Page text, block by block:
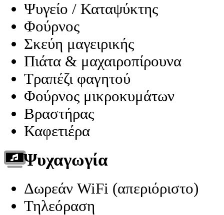
Ψυγείο / Καταψύκτης
Φούρνος
Σκεύη μαγειρικής
Πιάτα & μαχαιροπίρουνα
Τραπέζι φαγητού
Φούρνος μικροκυμάτων
Βραστήρας
Καφετιέρα
Ψυχαγωγία
Δωρεάν WiFi (απεριόριστο)
Τηλεόραση